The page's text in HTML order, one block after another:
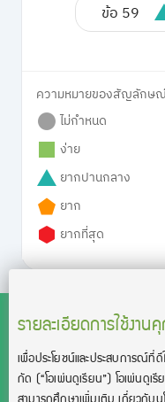
ข้อ 59
ความหมายของสัญลักษ
ไม่กำหนด
ง่าย
ยากปานกลาง
ยาก
ยากที่สุด
รายละเอียดการใช้งาน
เพื่อประโยชน์และประสบการณ์ที่
กัด (“โอเพ่นดูเรียน”)โอเพ่นดูเ
สงวนลิขสิทธิ์โดย บริษัท โ